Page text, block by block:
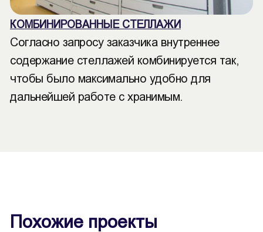
КОМБИНИРОВАННЫЕ СТЕЛЛАЖИ
Согласно запросу заказчика внутреннее
содержание стеллажей комбинируется так,
чтобы было максимально удобно для
дальнейшей работе с хранимым.
Похожие проекты